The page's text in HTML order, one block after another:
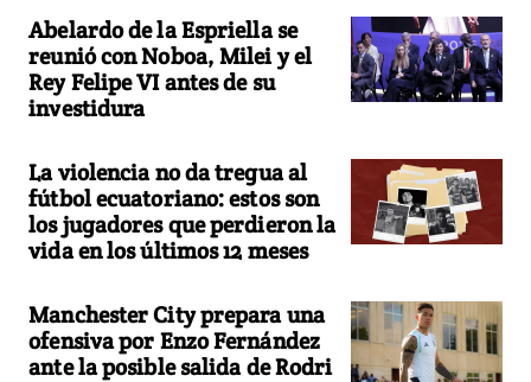
Abelardo de la Espriella se
reunió con Noboa, Milei y el
Rey Felipe VI antes de su
investidura
La violencia no da tregua al
fútbol ecuatoriano: estos son
los jugadores que perdieron la
vida en los últimos 12 meses
Manchester City prepara una
ofensiva por Enzo Fernández
ante la posible salida de Rodri